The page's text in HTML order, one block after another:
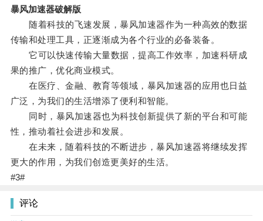
暴风加速器破解版
随着科技的飞速发展，暴风加速器作为一种高效的数据
传输和处理工具，正逐渐成为各个行业的必备装备。
它可以快速传输大量数据，提高工作效率，加速科研成
果的推广，优化商业模式。
在医疗、金融、教育等领域，暴风加速器的应用也日益
广泛，为我们的生活增添了便利和智能。
同时，暴风加速器也为科技创新提供了新的平台和可能
性，推动着社会进步和发展。
在未来，随着科技的不断进步，暴风加速器将继续发挥
更大的作用，为我们创造更美好的生活。
#3#
评论